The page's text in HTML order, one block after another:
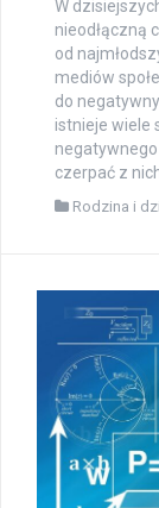
W
nieodłączną
od
mediów
do
istnieje wiele
czerpać z
Rodzina i